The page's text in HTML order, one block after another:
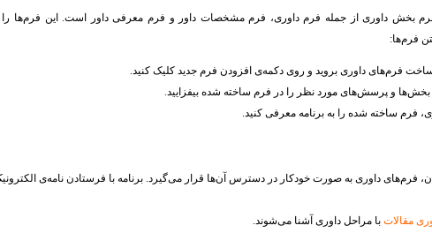
بخش داوری از جمله فرم داوری، فرم مشخصات داور و فرم معرفی داور است. این فرم‌ها
فرم‌ها:
فرم‌های داوری بروید و روی دکمه‌ی افزودن فرم جدید کلیک کنید.
بخش‌ها و پرسش‌های مورد نظر را در فرم ساخته شده بیفزایید.
فرم ساخته شده را به برنامه معرفی کنید.
فرم‌های داوری به صورت خودکار در دسترس آن‌ها قرار می‌گیرد. برنامه با فرستادن نامه‌ی
مقالات با مراحل داوری آشنا می‌شوند.